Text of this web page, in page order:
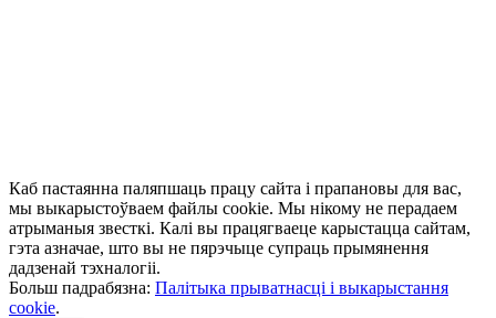
Каб пастаянна паляпшаць працу сайта і прапановы для вас,
мы выкарыстоўваем файлы cookie. Мы нікому не перадаем
атрыманыя звесткі. Калі вы працягваеце карыстацца сайтам,
гэта азначае, што вы не пярэчыце супраць прымянення
дадзенай тэхналогіі.
Больш падрабязна: Палітыка прыватнасці і выкарыстання
cookie.